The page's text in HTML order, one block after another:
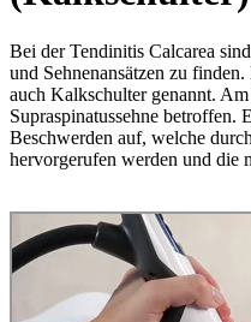
Bei der Tendinitis Calcarea
und Sehnenansätzen zu
auch Kalkschulter genannt.
Supraspinatussehne betroffen.
Beschwerden auf, welche
hervorgerufen werden und die